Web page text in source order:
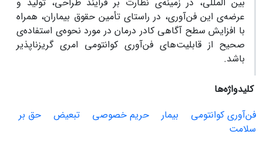
عرضه‌ی این فن‌آوری، در راستای تأمین حقوق بیماران، همراه
با افزایش سطح آگاهی کادر درمان در مورد نحوه‌ی استفاده‌ی
صحیح از قابلیت‌های فن‌آوری کوانتومی امری گریزناپذیر
باشد.
کلیدواژه‌ها
فن‌آوری کوانتومی
بیمار حریم خصوصی تبعیض
حق بر
سلامت